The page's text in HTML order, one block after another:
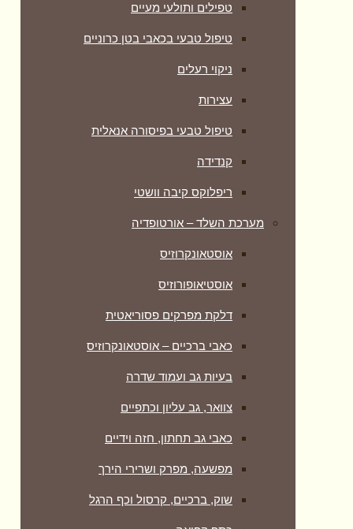
טפילים ותולעי מעיים
טיפול טבעי בכאבי בטן כרוניים
ניקוי רעלים
עצירות
טיפול טבעי בפיסורה אנאלית
קנדידה
ריפלוקס קיבה וושטי
מערכת השלד – אורטופדיה
אוסטאונקרוזיס
אוסטיאופורוזיס
דלקת מפרקים פסוריאטית
כאבי ברכיים – אוסטאונקרוזיס
בעיות גב ועמוד שדרה
צוואר, גב עליון וכתפיים
כאבי גב תחתון, חזה וידיים
מפשעה, מפרק ושרירי הירך
שוק, ברכיים, קרסול וכף הרגל